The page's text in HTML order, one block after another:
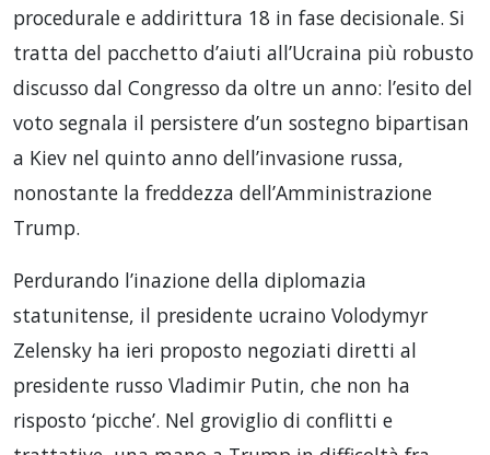
procedurale e addirittura 18 in fase decisionale. Si
tratta del pacchetto d’aiuti all’Ucraina più robusto
discusso dal Congresso da oltre un anno: l’esito del
voto segnala il persistere d’un sostegno bipartisan
a Kiev nel quinto anno dell’invasione russa,
nonostante la freddezza dell’Amministrazione
Trump.
Perdurando l’inazione della diplomazia
statunitense, il presidente ucraino Volodymyr
Zelensky ha ieri proposto negoziati diretti al
presidente russo Vladimir Putin, che non ha
risposto ‘picche’. Nel groviglio di conflitti e